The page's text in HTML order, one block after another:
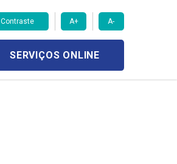
Contraste A+ A-
SERVIÇOS ONLINE